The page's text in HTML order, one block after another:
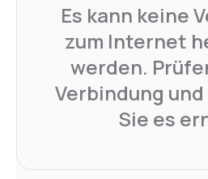
Es kann keine
zum Internet
werden.
Verbindung
Sie es